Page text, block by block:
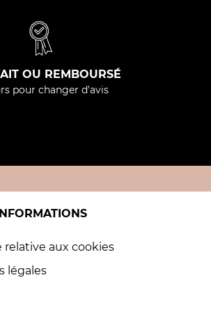
OU REMBOURSÉ
pour changer d'avis
relative aux cookies
légales